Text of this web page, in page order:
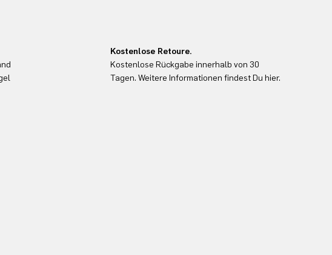
Kostenlose Retoure.
Kostenlose Rückgabe innerhalb von 30
Tagen. Weitere Informationen findest Du hier.